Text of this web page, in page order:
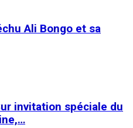
Ali Bongo et sa
invitation spéciale du